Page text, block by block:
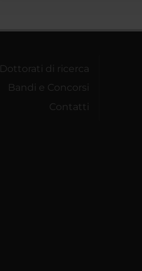
Dottorati di ricerca
Bandi e Concorsi
Contatti